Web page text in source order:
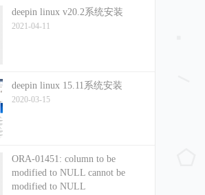
deepin linux v20.2系统安装
2021-04-11
deepin linux 15.11系统安装
2020-03-15
ORA-01451: column to be
modified to NULL cannot be
modified to NULL